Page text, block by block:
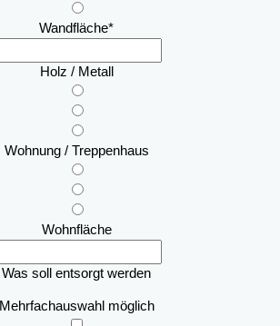
Wandfläche*
Holz / Metall
Wohnung / Treppenhaus
Wohnfläche
Was soll entsorgt werden
Mehrfachauswahl möglich